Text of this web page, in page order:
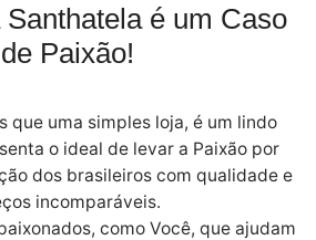
é um Caso
de Paixão!
que uma simples loja, é um lindo
o ideal de levar a Paixão por
dos brasileiros com qualidade e
incomparáveis.
como Você, que ajudam